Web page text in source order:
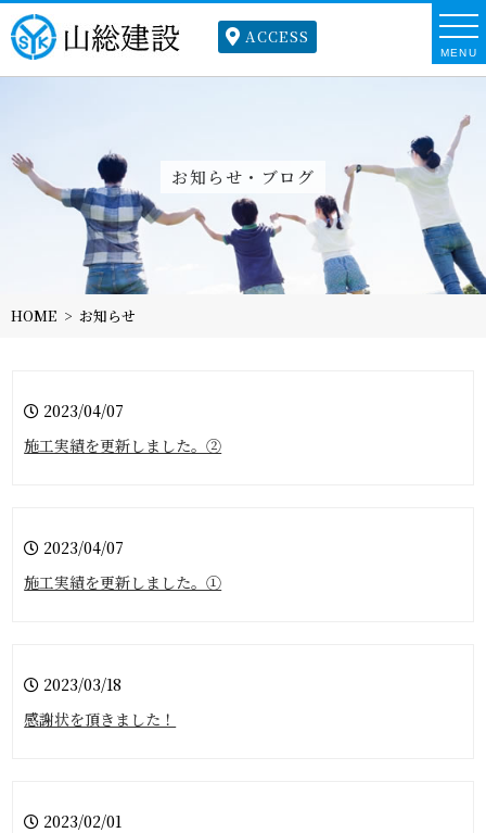
MENU
ACCESS
お知らせ・ブログ
HOME お知らせ
2023/04/07
施工実績を更新しました。②
2023/04/07
施工実績を更新しました。①
2023/03/18
感謝状を頂きました！
2023/02/01